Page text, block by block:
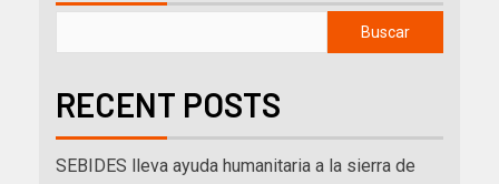
Buscar
RECENT POSTS
SEBIDES lleva ayuda humanitaria a la sierra de